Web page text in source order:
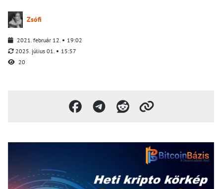
Zsófi
2021. február 12.
19:02
2025. július 01.
15:57
20